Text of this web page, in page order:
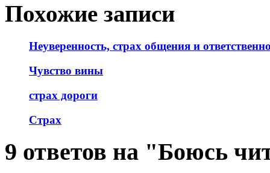
Похожие записи
Неуверенность, страх общения и
Чувство вины
страх дороги
Страх
9 ответов на "Боюсь